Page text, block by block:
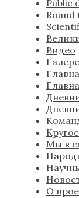
Public
Round
Видео
Мы в
О